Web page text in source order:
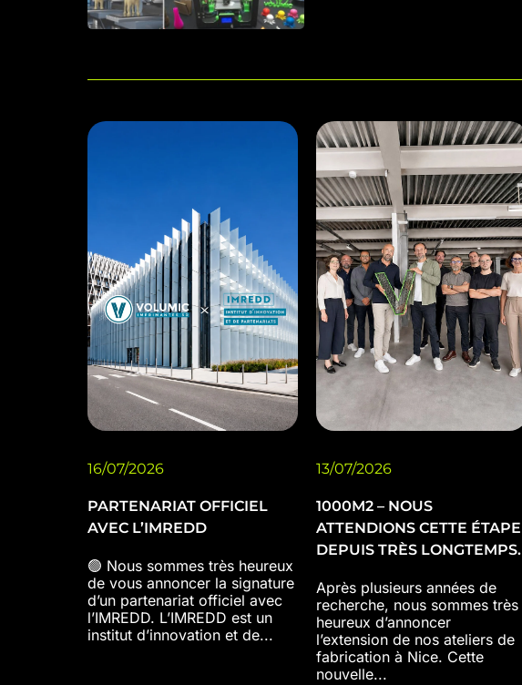
16/07/2026
PARTENARIAT OFFICIEL
AVEC L’IMREDD
🟢 Nous sommes très heureux
de vous annoncer la signature
d’un partenariat officiel avec
l’IMREDD. L’IMREDD est un
institut d’innovation et de...
13/07/2026
1000M2 – NOUS
ATTENDIONS CETTE ÉTAPE
DEPUIS TRÈS LONGTEMPS.
Après plusieurs années de
recherche, nous sommes très
heureux d’annoncer
l’extension de nos ateliers de
fabrication à Nice. Cette
nouvelle...